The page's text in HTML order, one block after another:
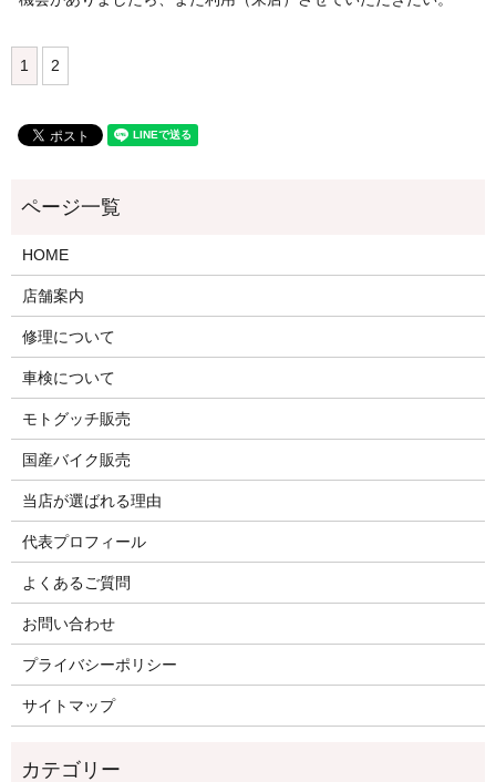
1 2
HOME
店舗案内
修理について
車検について
モトグッチ販売
国産バイク販売
当店が選ばれる理由
代表プロフィール
よくあるご質問
お問い合わせ
プライバシーポリシー
サイトマップ